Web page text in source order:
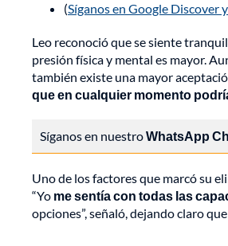
(Síganos en Google Discover
Leo reconoció que se siente
presión física y mental es mayor.
también existe una mayor
que en cualquier momento
Síganos en nuestroWhatsApp
Uno de los factores que marcó su
“Yo me sentía con todas las
opciones”, señaló, dejando claro